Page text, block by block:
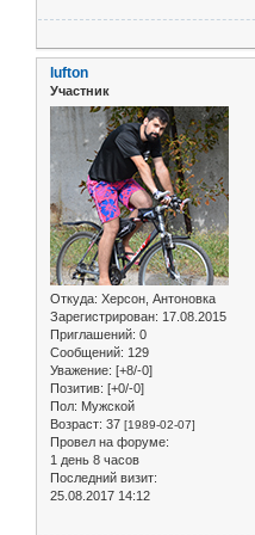
lufton
Участник
Откуда: Херсон, Антоновка
Зарегистрирован: 17.08.2015
Приглашений: 0
Сообщений: 129
Уважение: [+8/-0]
Позитив: [+0/-0]
Пол: Мужской
Возраст: 37 [1989-02-07]
Провел на форуме:
1 день 8 часов
Последний визит:
25.08.2017 14:12